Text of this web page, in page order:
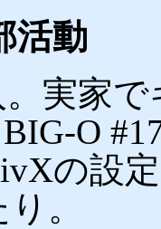
活動
実家
O
の設
。